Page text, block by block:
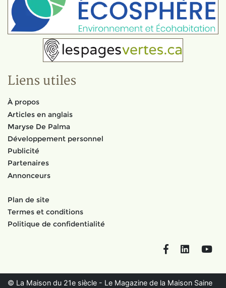
Liens utiles
À propos
Articles en anglais
Maryse De Palma
Développement personnel
Publicité
Partenaires
Annonceurs
Plan de site
Termes et conditions
Politique de confidentialité
FacebookLinkedIn
© La Maison du 21e siècle - Le Magazine de la Maison Saine